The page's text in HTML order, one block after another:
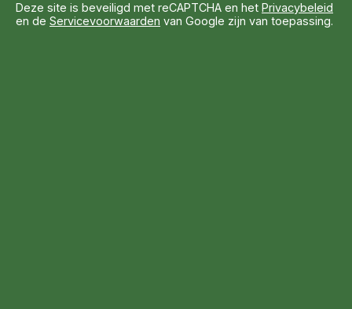
Deze site is beveiligd met reCAPTCHA en het Privacybeleid
en de Servicevoorwaarden van Google zijn van toepassing.